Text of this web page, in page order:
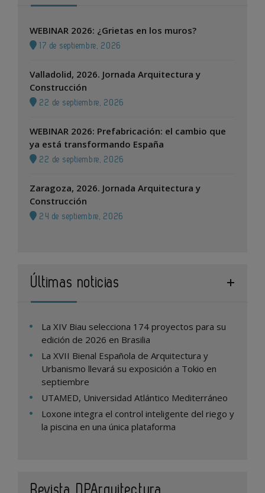
WEBINAR 2026: ¿Grietas en los muros?
17 de septiembre, 2026
Valladolid, 2026. Jornada Arquitectura y
Construcción
22 de septiembre, 2026
WEBINAR 2026: Prefabricación: el cambio que
ya está transformando España
22 de septiembre, 2026
Zaragoza, 2026. Jornada Arquitectura y
Construcción
24 de septiembre, 2026
Últimas noticias
La XIV Biau selecciona 174 proyectos para su
edición de 2026 en Brasilia
La XVII Bienal Española de Arquitectura y
Urbanismo llevará su exposición a Tokio en
septiembre
UTAMED, Universidad Atlántico Mediterráneo
Loxone integra el control inteligente del riego y
la piscina en una única plataforma
Revista DPArquitectura